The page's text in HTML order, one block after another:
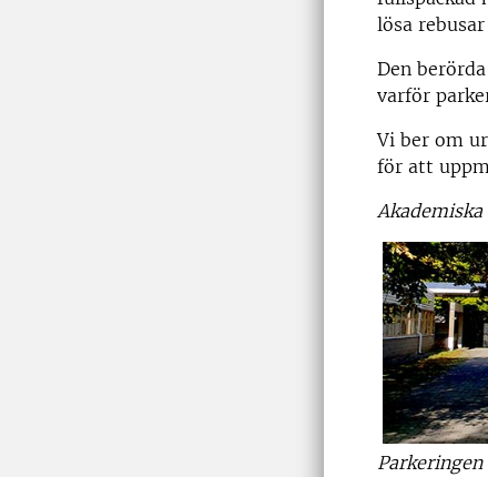
lösa
Den
varför
Vi ber om
för att
Akademiska